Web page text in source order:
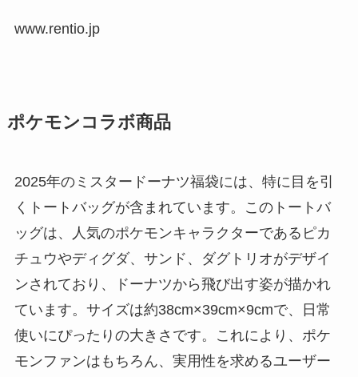
www.rentio.jp
ポケモンコラボ商品
2025年のミスタードーナツ福袋には、特に目を引
くトートバッグが含まれています。このトートバ
ッグは、人気のポケモンキャラクターであるピカ
チュウやディグダ、サンド、ダグトリオがデザイ
ンされており、ドーナツから飛び出す姿が描かれ
ています。サイズは約38cm×39cm×9cmで、日常
使いにぴったりの大きさです。これにより、ポケ
モンファンはもちろん、実用性を求めるユーザー